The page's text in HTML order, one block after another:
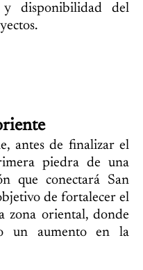
disponibilidad del
antes de finalizar el
piedra de una
que conectará San
de fortalecer el
zona oriental, donde
un aumento en la